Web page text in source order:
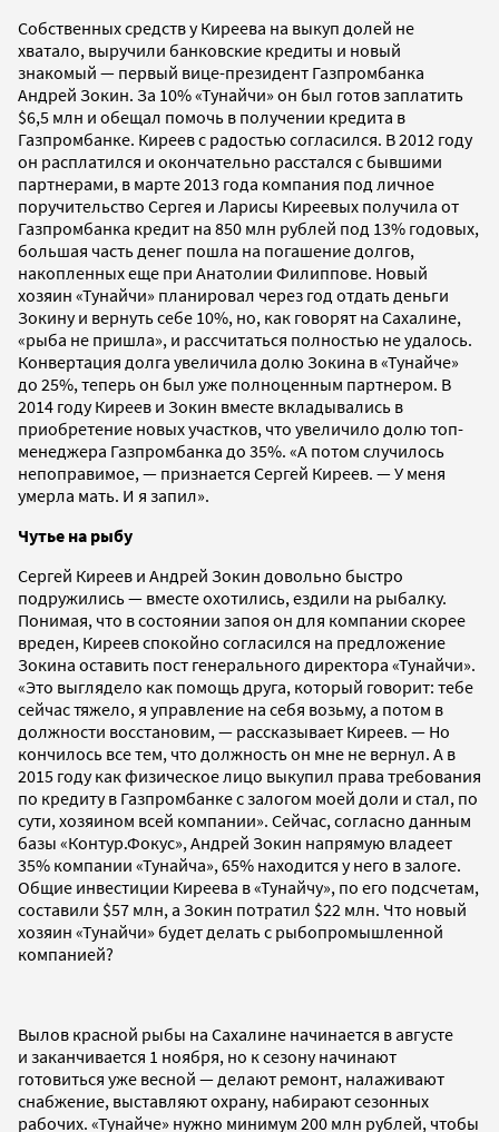
Собственных средств у Киреева на выкуп долей не
хватало, выручили банковские кредиты и новый
знакомый — первый вице-президент Газпромбанка
Андрей Зокин. За 10% «Тунайчи» он был готов заплатить
$6,5 млн и обещал помочь в получении кредита в
Газпромбанке. Киреев с радостью согласился. В 2012 году
он расплатился и окончательно расстался с бывшими
партнерами, в марте 2013 года компания под личное
поручительство Сергея и Ларисы Киреевых получила от
Газпромбанка кредит на 850 млн рублей под 13% годовых,
большая часть денег пошла на погашение долгов,
накопленных еще при Анатолии Филиппове. Новый
хозяин «Тунайчи» планировал через год отдать деньги
Зокину и вернуть себе 10%, но, как говорят на Сахалине,
«рыба не пришла», и рассчитаться полностью не удалось.
Конвертация долга увеличила долю Зокина в «Тунайче»
до 25%, теперь он был уже полноценным партнером. В
2014 году Киреев и Зокин вместе вкладывались в
приобретение новых участков, что увеличило долю топ-
менеджера Газпромбанка до 35%. «А потом случилось
непоправимое, — признается Сергей Киреев. — У меня
умерла мать. И я запил».
Чутье на рыбу
Сергей Киреев и Андрей Зокин довольно быстро
подружились — вместе охотились, ездили на рыбалку.
Понимая, что в состоянии запоя он для компании скорее
вреден, Киреев спокойно согласился на предложение
Зокина оставить пост генерального директора «Тунайчи».
«Это выглядело как помощь друга, который говорит: тебе
сейчас тяжело, я управление на себя возьму, а потом в
должности восстановим, — рассказывает Киреев. — Но
кончилось все тем, что должность он мне не вернул. А в
2015 году как физическое лицо выкупил права требования
по кредиту в Газпромбанке с залогом моей доли и стал, по
сути, хозяином всей компании». Сейчас, согласно данным
базы «Контур.Фокус», Андрей Зокин напрямую владеет
35% компании «Тунайча», 65% находится у него в залоге.
Общие инвестиции Киреева в «Тунайчу», по его подсчетам,
составили $57 млн, а Зокин потратил $22 млн. Что новый
хозяин «Тунайчи» будет делать с рыбопромышленной
компанией?
Вылов красной рыбы на Сахалине начинается в августе
и заканчивается 1 ноября, но к сезону начинают
готовиться уже весной — делают ремонт, налаживают
снабжение, выставляют охрану, набирают сезонных
рабочих. «Тунайче» нужно минимум 200 млн рублей, чтобы